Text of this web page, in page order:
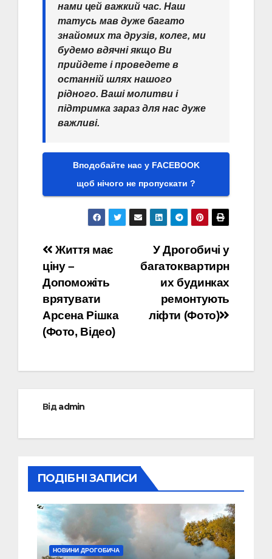
нами цей важкий час. Наш
татусь мав дуже багато
знайомих та друзів, колег, ми
будемо вдячні якщо Ви
прийдете і проведете в
останній шлях нашого
рідного. Ваші молитви і
підтримка зараз для нас дуже
важливі.
Вподобайте нас у FACEBOOK
щоб нічого не пропускати ?
Навігація
записів
У Дрогобичі у
багатоквартирн
их будинках
ремонтують
ліфти (Фото)
Життя має
ціну –
Допоможіть
врятувати
Арсена Рішка
(Фото, Відео)
Відadmin
ПОДІБНІ ЗАПИСИ
НОВИНИ ДРОГОБИЧА